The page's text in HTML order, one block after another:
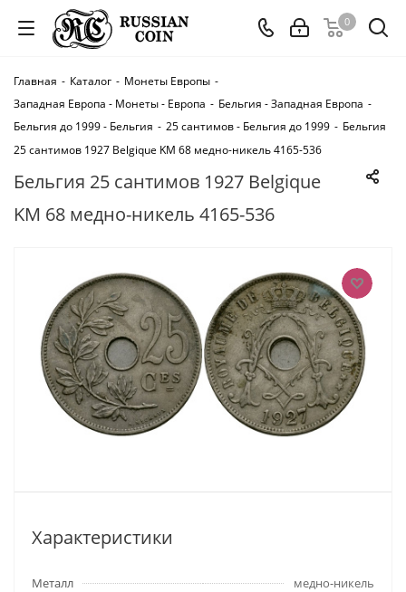
0
Главная - Каталог - Монеты Европы -
Западная Европа - Монеты - Европа - Бельгия - Западная Европа -
Бельгия до 1999 - Бельгия - 25 сантимов - Бельгия до 1999 - Бельгия
25 сантимов 1927 Belgique KM 68 медно-никель 4165-536
Бельгия 25 сантимов 1927 Belgique
KM 68 медно-никель 4165-536
Характеристики
Металл
медно-никель